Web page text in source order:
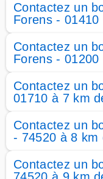
Contactez un
Forens -
Contactez un
Forens -
Contactez un
01710 à 7 km
Contactez un
- 74520 à 8 km
Contactez un